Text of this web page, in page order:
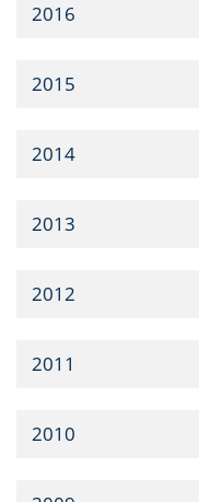
2016
2015
2014
2013
2012
2011
2010